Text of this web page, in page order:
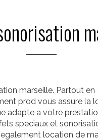
marseille. Partout en
prod vous assure la
adapte a votre
speciaux et
location de